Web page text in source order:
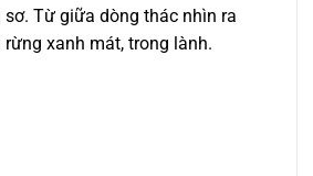
Từ giữa dòng thác nhìn ra
xanh mát, trong lành.